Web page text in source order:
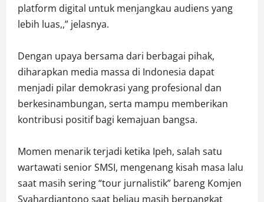
platform digital untuk menjangkau audiens yang
lebih luas,,” jelasnya.
Dengan upaya bersama dari berbagai pihak,
diharapkan media massa di Indonesia dapat
menjadi pilar demokrasi yang profesional dan
berkesinambungan, serta mampu memberikan
kontribusi positif bagi kemajuan bangsa.
Momen menarik terjadi ketika Ipeh, salah satu
wartawati senior SMSI, mengenang kisah masa lalu
saat masih sering “tour jurnalistik” bareng Komjen
Syahardiantono saat beliau masih berpangkat